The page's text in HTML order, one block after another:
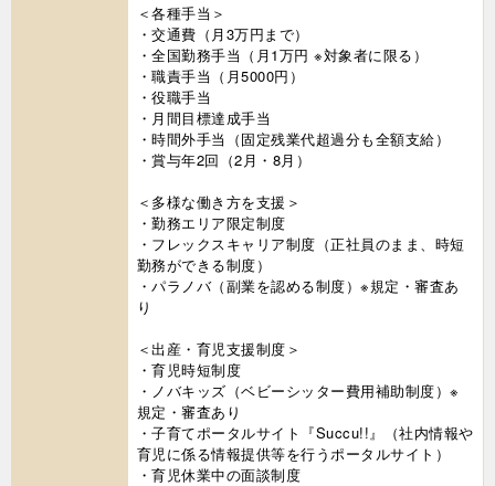
＜各種手当＞
・交通費（月3万円まで）
・全国勤務手当（月1万円 ※対象者に限る）
・職責手当（月5000円）
・役職手当
・月間目標達成手当
・時間外手当（固定残業代超過分も全額支給）
・賞与年2回（2月・8月）
＜多様な働き方を支援＞
・勤務エリア限定制度
・フレックスキャリア制度（正社員のまま、時短
勤務ができる制度）
・パラノバ（副業を認める制度）※規定・審査あ
り
＜出産・育児支援制度＞
・育児時短制度
・ノバキッズ（ベビーシッター費用補助制度）※
規定・審査あり
・子育てポータルサイト『Succu!!』（社内情報や
育児に係る情報提供等を行うポータルサイト）
・育児休業中の面談制度